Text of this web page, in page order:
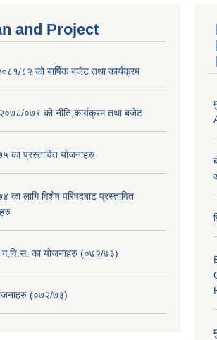
and Project
८२ को बार्षिक बजेट तथा कार्यक्रम
०७९ को नीति,कार्यक्रम तथा बजेट
का प्रस्तावित योजनाहरु
का लागि विशेष परिषदबाट प्रस्तावित
ग,वि.स. का योजनाहरु (०७२/७३)
(०७२/७३)